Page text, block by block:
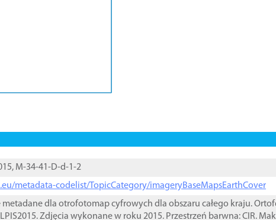
M-34-41-D-d-1-2
metadata-codelist/TopicCategory/imageryBaseMapsEarthCover
dla otrofotomap cyfrowych dla obszaru całego kraju.
Zdjęcia wykonane w roku 2015. Przestrzeń barwna: CIR.